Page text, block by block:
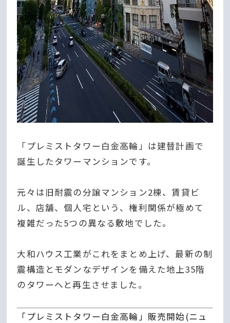
「プレミストタワー白金高輪」は建替計画で
誕生したタワーマンションです。
元々は旧耐震の分譲マンション2棟、賃貸ビ
ル、店舗、個人宅という、権利関係が極めて
複雑だった5つの異なる敷地でした。
大和ハウス工業がこれをまとめ上げ、最新の制
震構造とモダンなデザインを備えた地上35階
のタワーへと再生させました。
「プレミストタワー白金高輪」販売開始(ニュ